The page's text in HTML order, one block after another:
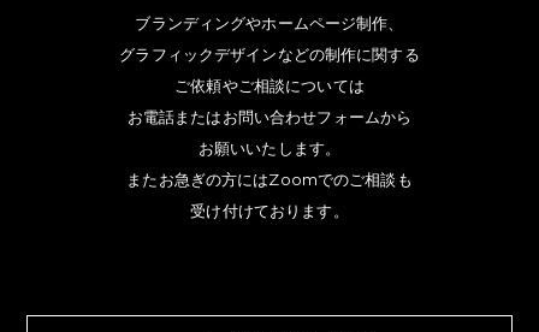
ブランディングやホームページ制作、
グラフィックデザインなどの制作に関する
ご依頼やご相談については
お電話またはお問い合わせフォームから
お願いいたします。
またお急ぎの方にはZoomでのご相談も
受け付けております。